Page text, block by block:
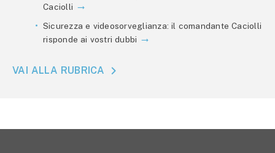
Caciolli
Sicurezza e videosorveglianza: il comandante Caciolli
risponde ai vostri dubbi
VAI ALLA RUBRICA